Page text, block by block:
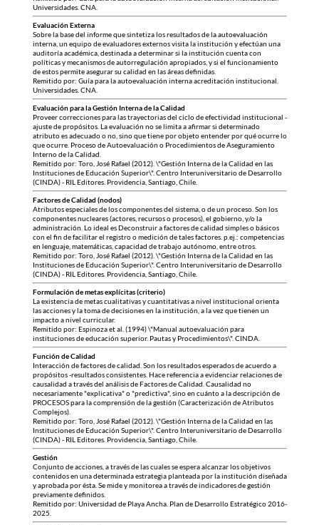
Universidades. CNA.
Evaluación Externa
Sobre la base del informe que sintetiza los resultados de la autoevaluación
interna, un equipo de evaluadores externos visita la institución y efectúan una
auditoría académica, destinada a determinar si la institución cuenta con
políticas y mecanismos de autorregulación apropiados, y si el funcionamiento
de estos permite asegurar su calidad en las áreas definidas.
Remitido por: Guía para la autoevaluación interna acreditación institucional.
Universidades. CNA.
Evaluación para la Gestión Interna de la Calidad
Proveer correcciones para las trayectorias del ciclo de efectividad institucional -
ajuste de propósitos. La evaluación no se limita a afirmar si determinado
atributo es adecuado o no, sino que tiene por objeto entender por qué ocurre lo
que ocurre. Proceso de Autoevaluación o Procedimientos de Aseguramiento
Interno de la Calidad.
Remitido por: Toro, José Rafael (2012). \"Gestión Interna de la Calidad en las
Instituciones de Educación Superior\". Centro Interuniversitario de Desarrollo
(CINDA) - RIL Editores. Providencia, Santiago, Chile.
Factores de Calidad (nodos)
Atributos especiales de los componentes del sistema, o de un proceso. Son los
componentes nucleares (actores, recursos o procesos), el gobierno, y/o la
administración. Lo ideal es Deconstruir a factores de calidad simples o básicos
con el fin de facilitar el registro o medición de tales factores. p.ej.: competencias
en lenguaje, matemáticas, capacidad de trabajo autónomo, entre otros.
Remitido por: Toro, José Rafael (2012). \"Gestión Interna de la Calidad en las
Instituciones de Educación Superior\". Centro Interuniversitario de Desarrollo
(CINDA) - RIL Editores. Providencia, Santiago, Chile.
Formulación de metas explícitas (criterio)
La existencia de metas cualitativas y cuantitativas a nivel institucional orienta
las acciones y la toma de decisiones en la institución, a la vez que tienen un
impacto a nivel curricular.
Remitido por: Espinoza et al. (1994) \"Manual autoevaluación para
instituciones de educación superior. Pautas y Procedimientos\". CINDA.
Función de Calidad
Interacción de factores de calidad. Son los resultados esperados de acuerdo a
propósitos -resultados consistentes. Hace referencia a evidenciar relaciones de
causalidad a través del análisis de Factores de Calidad. Causalidad no
necesariamente "explicativa" o "predictiva", sino en cuánto a la descripción de
PROCESOS para la comprensión de la gestión (Caracterización de Atributos
Complejos).
Remitido por: Toro, José Rafael (2012). \"Gestión Interna de la Calidad en las
Instituciones de Educación Superior\". Centro Interuniversitario de Desarrollo
(CINDA) - RIL Editores. Providencia, Santiago, Chile.
Gestión
Conjunto de acciones, a través de las cuales se espera alcanzar los objetivos
contenidos en una determinada estrategia planteada por la institución diseñada
y aprobada por ésta. Se mide y monitorea a través de indicadores de gestión
previamente definidos.
Remitido por: Universidad de Playa Ancha. Plan de Desarrollo Estratégico 2016-
2025.